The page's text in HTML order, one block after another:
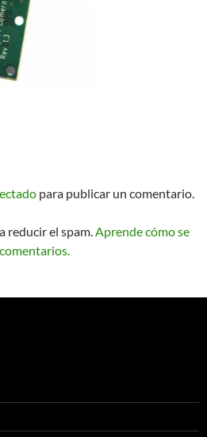
para publicar un comentario.
reducir el spam.Aprende cómo se